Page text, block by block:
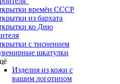
времён СССР
из бархата
ко Дню
с тиснением
шкатулки
Изделия из кожи с
вашим логотипом